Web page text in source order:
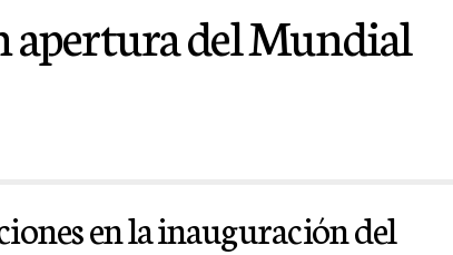
apertura del Mundial
en la inauguración del